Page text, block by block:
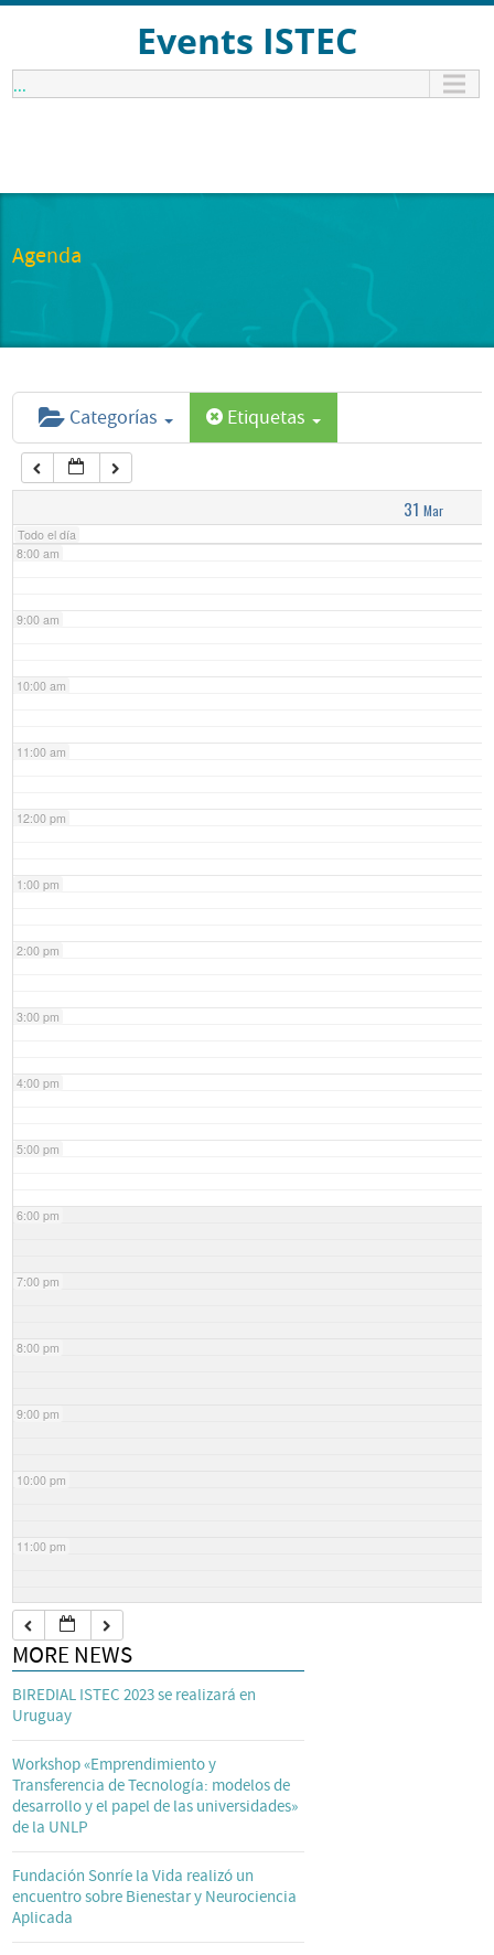
Events ISTEC
...
Agenda
Categorías Etiquetas
31 Mar
Todo el día
1:00 am
6:00 am
7:00 am
8:00 am
9:00 am
10:00 am
11:00 am
12:00 pm
1:00 pm
2:00 pm
3:00 pm
4:00 pm
5:00 pm
6:00 pm
7:00 pm
8:00 pm
9:00 pm
10:00 pm
11:00 pm
MORE NEWS
BIREDIAL ISTEC 2023 se realizará en
Uruguay
Workshop «Emprendimiento y
Transferencia de Tecnología: modelos de
desarrollo y el papel de las universidades»
de la UNLP
Fundación Sonríe la Vida realizó un
encuentro sobre Bienestar y Neurociencia
Aplicada